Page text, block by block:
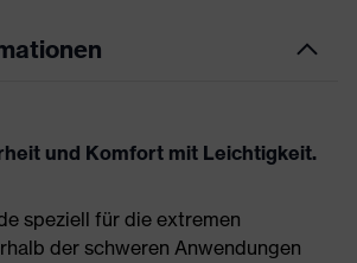
und Komfort mit Leichtigkeit.
speziell für die extremen
der schweren Anwendungen